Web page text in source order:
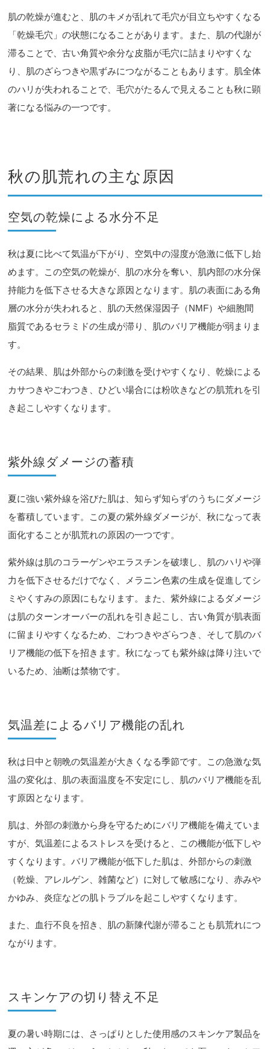
肌の乾燥が進むと、肌のキメが乱れて毛穴が目立ちやすくなる
「乾燥毛穴」の状態になることがあります。また、肌の代謝が
滞ることで、古い角質や余分な皮脂が毛穴に詰まりやすくな
り、肌のざらつきや黒ずみにつながることもあります。肌全体
のハリが失われることで、毛穴がたるんで見えることも秋に顕
著になる悩みの一つです。
秋の肌荒れの主な原因
空気の乾燥による水分不足
秋は夏に比べて気温が下がり、空気中の湿度が急激に低下し始
めます。この空気の乾燥が、肌の水分を奪い、肌内部の水分保
持能力を低下させる大きな原因となります。肌の表面にある角
層の水分が失われると、肌の天然保湿因子（NMF）や細胞間
脂質であるセラミドの生成が滞り、肌のバリア機能が弱まりま
す。
その結果、肌は外部からの刺激を受けやすくなり、乾燥による
カサつきやごわつき、ひどい場合には粉吹きなどの肌荒れを引
き起こしやすくなります。
紫外線ダメージの蓄積
夏に強い紫外線を浴びた肌は、知らず知らずのうちにダメージ
を蓄積しています。この夏の紫外線ダメージが、秋になって表
面化することが肌荒れの原因の一つです。
紫外線は肌のコラーゲンやエラスチンを破壊し、肌のハリや弾
力を低下させるだけでなく、メラニン色素の生成を促進してシ
ミやくすみの原因にもなります。また、紫外線によるダメージ
は肌のターンオーバーの乱れを引き起こし、古い角質が肌表面
に留まりやすくなるため、ごわつきやざらつき、そして肌のバ
リア機能の低下を招きます。秋になっても紫外線は降り注いで
いるため、油断は禁物です。
気温差によるバリア機能の乱れ
秋は日中と朝晩の気温差が大きくなる季節です。この急激な気
温の変化は、肌の表面温度を不安定にし、肌のバリア機能を乱
す原因となります。
肌は、外部の刺激から身を守るためにバリア機能を備えていま
すが、気温差によるストレスを受けると、この機能が低下しや
すくなります。バリア機能が低下した肌は、外部からの刺激
（乾燥、アレルゲン、雑菌など）に対して敏感になり、赤みや
かゆみ、炎症などの肌トラブルを起こしやすくなります。
また、血行不良を招き、肌の新陳代謝が滞ることも肌荒れにつ
ながります。
スキンケアの切り替え不足
夏の暑い時期には、さっぱりとした使用感のスキンケア製品を